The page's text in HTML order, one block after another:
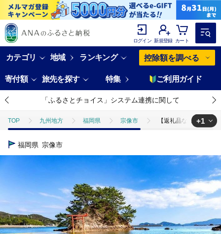
ログイン 新規登録 カート
カテゴリ 地域 ランキング 控除額を調べる
寄付額 旅先を探す 特集 ご利用ガイド
「ふるさとチョイス」システム連携に関して
TOP 九州地方 福岡県 宗像市 【返礼品なし】宗像
TOP
+1
福岡県 宗像市